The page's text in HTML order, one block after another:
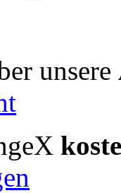
unsere